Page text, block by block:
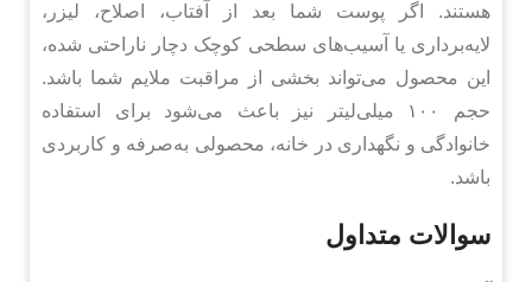
هستند. اگر پوست شما بعد از آفتاب، اصلاح، لیزر،
لایه‌برداری یا آسیب‌های سطحی کوچک دچار ناراحتی شده،
این محصول می‌تواند بخشی از مراقبت ملایم شما باشد.
حجم ۱۰۰ میلی‌لیتر نیز باعث می‌شود برای استفاده
خانوادگی و نگهداری در خانه، محصولی به‌صرفه و کاربردی
باشد.
سوالات متداول